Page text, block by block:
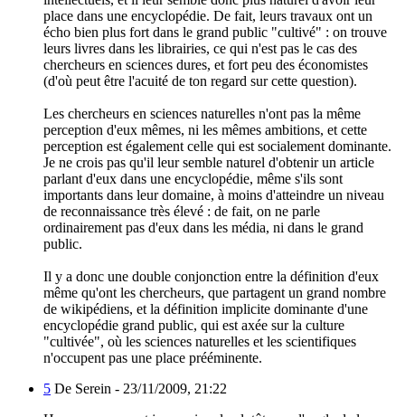
place dans une encyclopédie. De fait, leurs travaux ont un
écho bien plus fort dans le grand public "cultivé" : on trouve
leurs livres dans les librairies, ce qui n'est pas le cas des
chercheurs en sciences dures, et fort peu des économistes
(d'où peut être l'acuité de ton regard sur cette question).
Les chercheurs en sciences naturelles n'ont pas la même
perception d'eux mêmes, ni les mêmes ambitions, et cette
perception est également celle qui est socialement dominante.
Je ne crois pas qu'il leur semble naturel d'obtenir un article
parlant d'eux dans une encyclopédie, même s'ils sont
importants dans leur domaine, à moins d'atteindre un niveau
de reconnaissance très élevé : de fait, on ne parle
ordinairement pas d'eux dans les média, ni dans le grand
public.
Il y a donc une double conjonction entre la définition d'eux
même qu'ont les chercheurs, que partagent un grand nombre
de wikipédiens, et la définition implicite dominante d'une
encyclopédie grand public, qui est axée sur la culture
"cultivée", où les sciences naturelles et les scientifiques
n'occupent pas une place prééminente.
5 De Serein - 23/11/2009, 21:22